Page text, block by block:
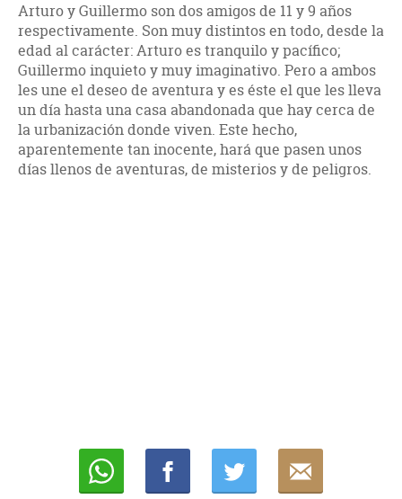
Arturo y Guillermo son dos amigos de 11 y 9 años
respectivamente. Son muy distintos en todo, desde la
edad al carácter: Arturo es tranquilo y pacífico;
Guillermo inquieto y muy imaginativo. Pero a ambos
les une el deseo de aventura y es éste el que les lleva
un día hasta una casa abandonada que hay cerca de
la urbanización donde viven. Este hecho,
aparentemente tan inocente, hará que pasen unos
días llenos de aventuras, de misterios y de peligros.